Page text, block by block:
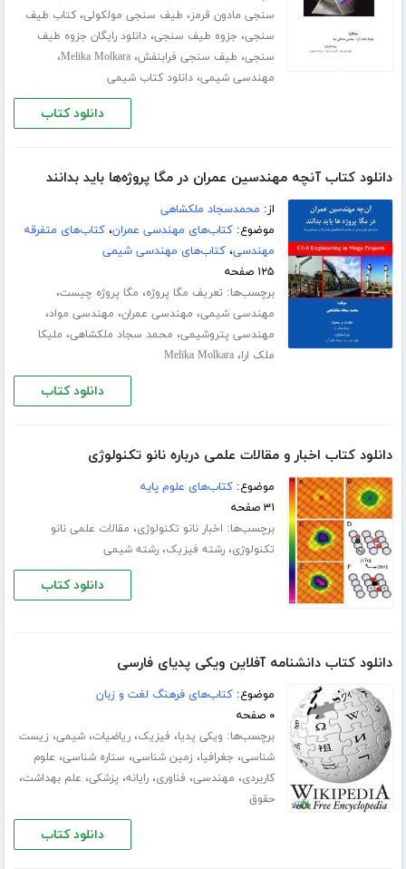
سنجی مادون قرمز، طیف سنجی مولکولی،کتاب طیف
سنجی، جزوه طیف سنجی،دانلود رایگان جزوه طیف
سنجی، طیف سنجی فرابنفش،Melika Molkara،
مهندسی شیمی،دانلود کتاب شیمی
دانلود کتاب
دانلود کتاب آنچه مهندسین عمران در مگا پروژه‌ها باید بدانند
از: محمدسجاد ملکشاهی
موضوع:کتاب‌های مهندسی عمران،کتاب‌های متفرقه
مهندسی،کتاب‌های مهندسی شیمی
۱۲۵ صفحه
برچسب‌ها: تعریف مگا پروژه، مگا پروژه چیست،
مهندسی شیمی، مهندسی عمران، مهندسی مواد،
مهندسی پتروشیمی، محمد سجاد ملکشاهی، ملیکا
ملک ارا،Melika Molkara
دانلود کتاب
دانلود کتاب اخبار و مقالات علمی درباره نانو تکنولوژی
موضوع:کتاب‌های علوم پایه
۳۱ صفحه
برچسب‌ها: اخبار نانو تکنولوژی، مقالات علمی نانو
تکنولوژی،رشته فیزیک،رشته شیمی
دانلود کتاب
دانلود کتاب دانشنامه آفلاین ویکی پدیای فارسی
موضوع:کتاب‌های فرهنگ لغت و زبان
۰ صفحه
برچسب‌ها: ویکی پدیا، فیزیک،ریاضیات،شیمی، زیست
شناسی، جغرافیا، زمین شناسی، ستاره شناسی، علوم
کاربردی، مهندسی، فناوری،رایانه، پزشکی، علم بهداشت،
حقوق
دانلود کتاب